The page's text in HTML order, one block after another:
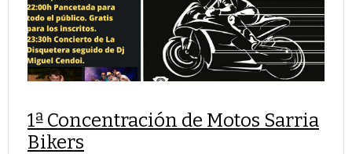
1ª Concentración de Motos Sarria
Bikers